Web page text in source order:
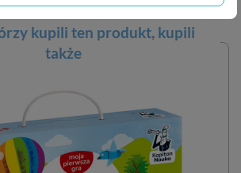
kupili ten produkt, kupili
także